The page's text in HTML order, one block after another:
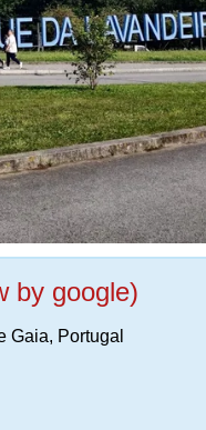
by google)
Gaia, Portugal